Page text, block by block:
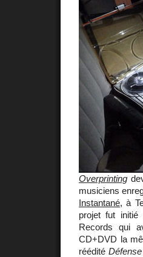
Overprinting
musiciens
Instantané, à
projet fut
Records qui
CD+DVD la
réédité